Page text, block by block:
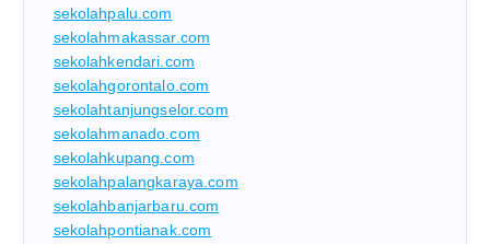
sekolahpalu.com
sekolahmakassar.com
sekolahkendari.com
sekolahgorontalo.com
sekolahtanjungselor.com
sekolahmanado.com
sekolahkupang.com
sekolahpalangkaraya.com
sekolahbanjarbaru.com
sekolahpontianak.com